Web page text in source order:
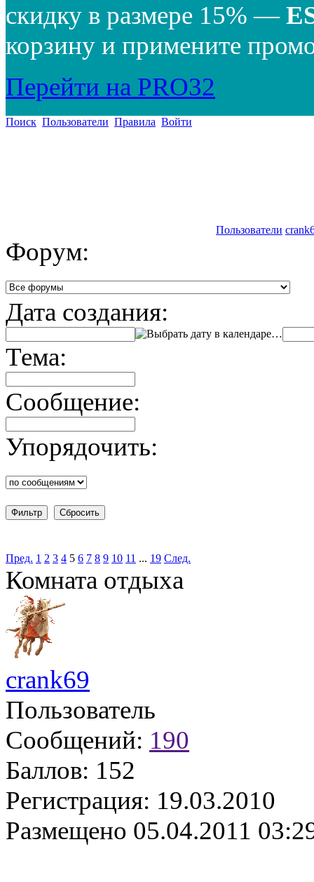
скидку в размере 15% —
корзину и примените
Перейти на PRO32
Поиск Пользователи Правила Войти
Пользователи
Форум:
Дата создания:
…
Тема:
Сообщение:
Упорядочить:
Пред. 1 2 3 4 5 6 7 8 9 10 11 ... 19 След.
Комната отдыха
crank69
Пользователь
Сообщений: 190
Баллов: 152
Регистрация: 19.03.2010
Размещено 05.04.2011